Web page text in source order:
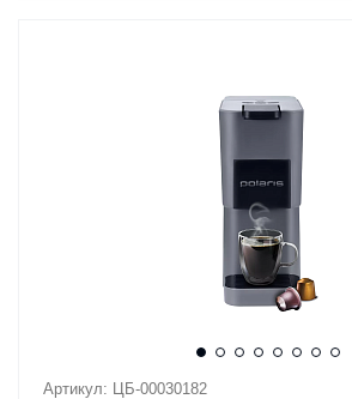
Артикул: ЦБ-00030182